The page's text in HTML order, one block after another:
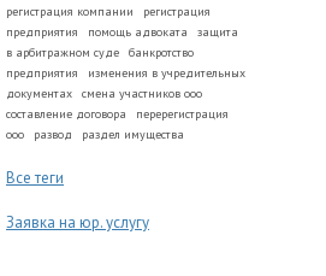
регистрация компании
регистрация
предприятия
помощь адвоката
защита
в арбитражном суде
банкротство
предприятия
изменения в учредительных
документах
смена участников ооо
составление договора
перерегистрация
ооо
развод раздел имущества
Все теги
Заявка на юр. услугу